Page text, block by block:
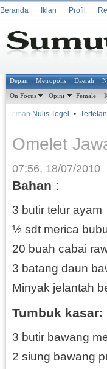
Beranda Iklan Profil
Depan Metropolis Daerah
On Focus Opini Female
Nulis Togel Tertelan
Omelet
07:56, 18/07/2010
Bahan :
3 butir telur ayam
½ sdt merica
20 buah cabai
3 batang daun
Minyak jelantah
Tumbuk kasar:
3 butir bawang
2 siung bawang